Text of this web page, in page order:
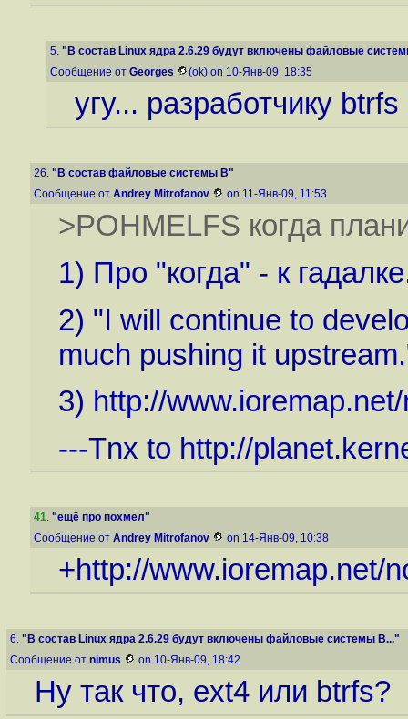
5. "В состав Linux ядра 2.6.29 будут включены файловые
Сообщение от Georges (ok) on 10-Янв-09, 18:35
угу... разработчику
26. "В состав файловые системы B"
Сообщение от Andrey Mitrofanov on 11-Янв-09, 11:53
>POHMELFS когда
1) Про "когда" - к
2) "I will continue to
much pushing it
3) http://
---Tnx to http://
41. "ещё про похмел"
Сообщение от Andrey Mitrofanov on 14-Янв-09, 10:38
+http://www.ioremap.net/
6. "В состав Linux ядра 2.6.29 будут включены файловые системы B..."
Сообщение от nimus on 10-Янв-09, 18:42
Ну так что, ext4 или btrfs?